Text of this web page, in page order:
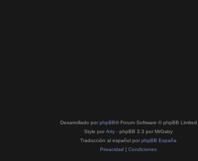
Desarrollado por phpBB® Forum Software © phpBB Limited
Style por Arty - phpBB 3.3 por MrGaby
Traducción al español por phpBB España
Privacidad | Condiciones